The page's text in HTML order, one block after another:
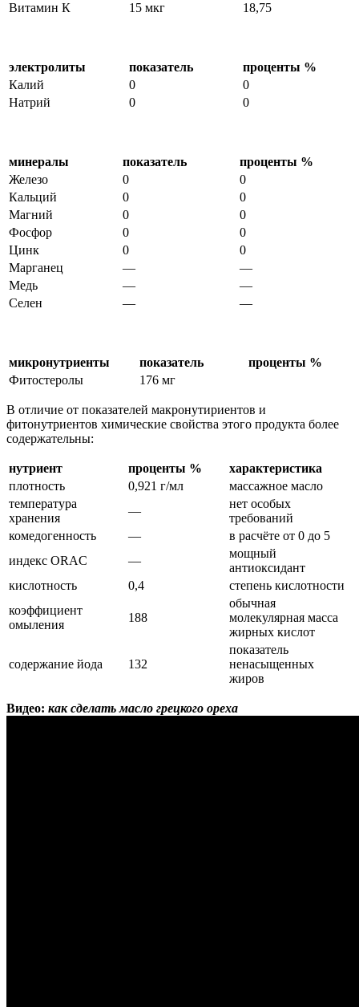
Витамин К
15 мкг 18,75
электролиты показатель
проценты %
Калий
0
0
Натрий
0 0
минералы показатель
проценты %
Железо
0
0
Кальций
0
0
Магний
0
0
Фосфор
0
0
Цинк
0
0
Марганец
—
—
Медь
—
—
Селен
— —
микронутриенты показатель
проценты %
Фитостеролы
176 мг
В отличие от показателей макронутириентов и
фитонутриентов химические свойства этого продукта более
содержательны:
нутриент проценты %
характеристика
плотность
0,921 г/мл
массажное масло
температура
хранения
—
нет особых
требований
комедогенность
—
в расчёте от 0 до 5
индекс ORAC
—
мощный
антиоксидант
кислотность
0,4
степень кислотности
коэффициент
омыления
188
обычная
молекулярная масса
жирных кислот
содержание йода 132
показатель
ненасыщенных
жиров
Видео: как сделать масло грецкого ореха